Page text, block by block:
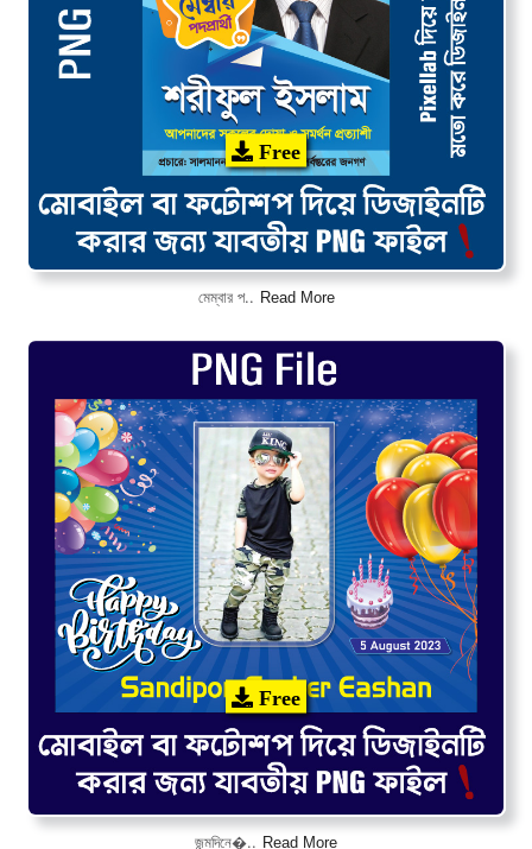
Free
মেম্বার প.. Read More
Free
জন্মদিনে�.. Read More